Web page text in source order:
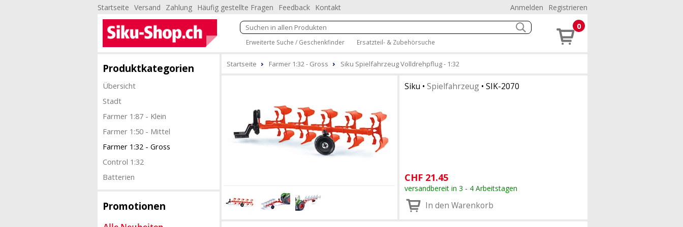
Startseite Versand Zahlung Häufig gestellte Fragen Feedback Kontakt Anmelden Registrieren
Erweiterte Suche / Geschenkfinder Ersatzteil- & Zubehörsuche
0
Produktkategorien
Übersicht
Stadt
Farmer 1:87 - Klein
Farmer 1:50 - Mittel
Farmer 1:32 - Gross
Control 1:32
Batterien
Promotionen
Startseite Farmer 1:32 - Gross Siku Spielfahrzeug Volldrehpflug - 1:32
Siku • Spielfahrzeug• SIK-2070
CHF 21.45
versandbereit in 3 - 4 Arbeitstagen
In den Warenkorb